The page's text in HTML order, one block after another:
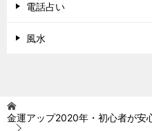
電話占い
風水
金運アップ2020年・初心者が安